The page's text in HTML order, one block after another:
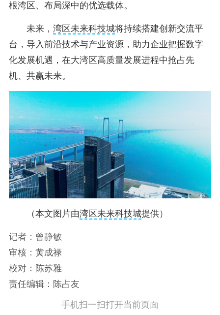
根湾区、布局深中的优选载体。
未来， 湾区未来科技城将持续搭建创新交流平
台，导入前沿技术与产业资源，助力企业把握数字
化发展机遇，在大湾区高质量发展进程中抢占先
机、共赢未来。
（本文图片由湾区未来科技城提供）
记者：曾静敏
审核：黄成禄
校对：陈苏雅
责任编辑：陈占友
手机扫一扫打开当前页面